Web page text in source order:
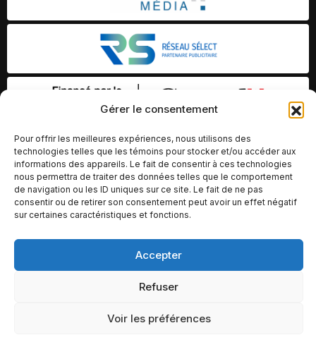
Gérer le consentement
Pour offrir les meilleures expériences, nous utilisons des
technologies telles que les témoins pour stocker et/ou accéder aux
informations des appareils. Le fait de consentir à ces technologies
nous permettra de traiter des données telles que le comportement
de navigation ou les ID uniques sur ce site. Le fait de ne pas
consentir ou de retirer son consentement peut avoir un effet négatif
sur certaines caractéristiques et fonctions.
Accepter
Refuser
Voir les préférences
© Copyright 2026 – Altomédia Inc |
Ce site internet a été conçu et développé par Chameleon Ideas